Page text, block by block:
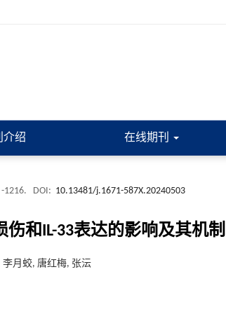
介绍 在线期刊
1216. DOI: 10.13481/j.1671-587X.20240503
和IL-33表达的影响及其机制
月蛟, 唐红梅, 张沄